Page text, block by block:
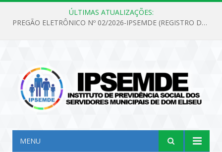
ÚLTIMAS ATUALIZAÇÕES:
PREGÃO ELETRÔNICO Nº 02/2026-IPSEMDE (REGISTRO DE PREÇOS PARA FUTURA E EVENTUAL AQUISIÇÃO DE MATERIAL DE LIMPEZA E GÊNEROS ALIMENTÍCIOS PARA ATENDER AS NECESSIDADES DO INSTITUTO DE PREVIDÊNCIA SOCIAL DOS SERVIDORES MUNICIPAIS DE DOM ELISEU.)
MENU